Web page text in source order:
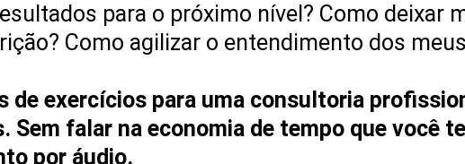
para o próximo nível? Como deixar
Como agilizar o entendimento dos
de exercícios para uma consultoria
falar na economia de tempo que você
por áudio.